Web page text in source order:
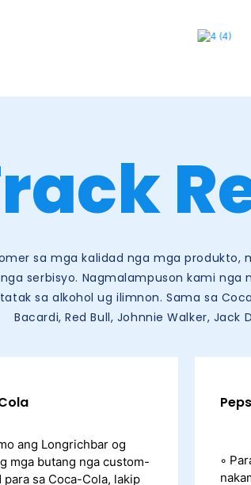
sa mga kalidad nga mga produkto,
serbisyo. Nagmalampuson kami
sa alkohol ug ilimnon. Sama sa
Bacardi, Red Bull, Johnnie Walker, Jack
ang Longrichbar og
mga butang nga custom-
para sa Coca-Cola, lakip
◦